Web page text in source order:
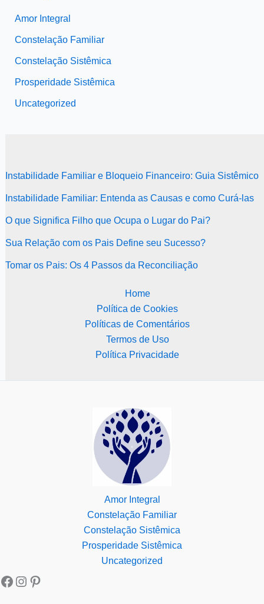
Amor Integral
Constelação Familiar
Constelação Sistêmica
Prosperidade Sistêmica
Uncategorized
Instabilidade Familiar e Bloqueio Financeiro: Guia Sistêmico
Instabilidade Familiar: Entenda as Causas e como Curá-las
O que Significa Filho que Ocupa o Lugar do Pai?
Sua Relação com os Pais Define seu Sucesso?
Tomar os Pais: Os 4 Passos da Reconciliação
Home
Política de Cookies
Políticas de Comentários
Termos de Uso
Política Privacidade
Amor Integral
Constelação Familiar
Constelação Sistêmica
Prosperidade Sistêmica
Uncategorized